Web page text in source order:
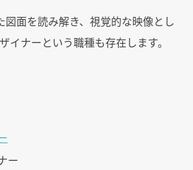
図面を読み解き、視覚的な映像とし
イナーという職種も存在します。
ー